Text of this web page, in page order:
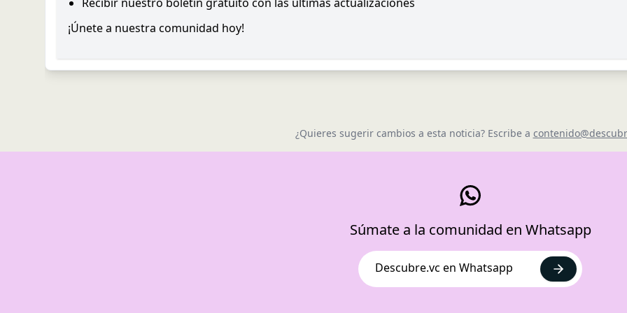
¡Únete a nuestra comunidad hoy!
¿Quieres sugerir cambios a esta noticia? Escribe a
Súmate a la comunidad en Whatsapp
Descubre.vc en Whatsapp